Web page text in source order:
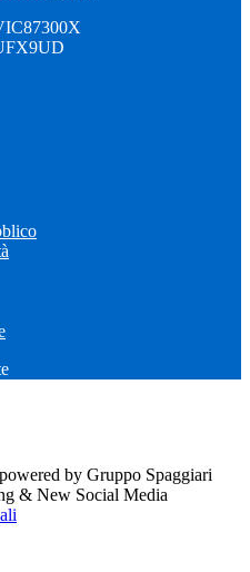
by Gruppo Spaggiari
& New Social Media